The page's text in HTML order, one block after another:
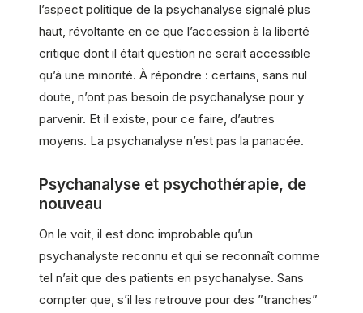
l’aspect politique de la psychanalyse signalé plus
haut, révoltante en ce que l’accession à la liberté
critique dont il était question ne serait accessible
qu’à une minorité. À répondre : certains, sans nul
doute, n’ont pas besoin de psychanalyse pour y
parvenir. Et il existe, pour ce faire, d’autres
moyens. La psychanalyse n’est pas la panacée.
Psychanalyse et psychothérapie, de
nouveau
On le voit, il est donc improbable qu’un
psychanalyste reconnu et qui se reconnaît comme
tel n’ait que des patients en psychanalyse. Sans
compter que, s’il les retrouve pour des ”tranches”